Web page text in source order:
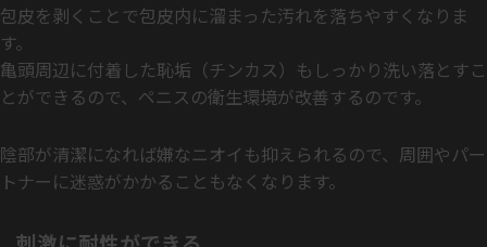
包皮を剥くことで包皮内に溜まった汚れを落ちやすくなりま
す。
亀頭周辺に付着した恥垢（チンカス）もしっかり洗い落とすこ
とができるので、ペニスの衛生環境が改善するのです。
陰部が清潔になれば嫌なニオイも抑えられるので、周囲やパー
トナーに迷惑がかかることもなくなります。